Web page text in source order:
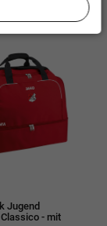
Jugend
- mit